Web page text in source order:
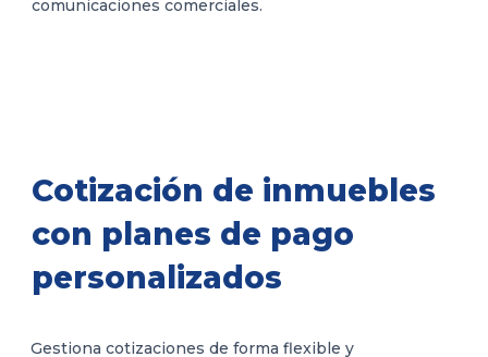
comunicaciones comerciales.
Cotización de inmuebles
con planes de pago
personalizados
Gestiona cotizaciones de forma flexible y